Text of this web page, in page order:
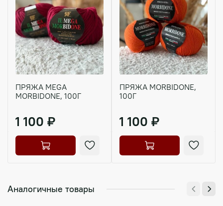
ПРЯЖА MEGA
MORBIDONE, 100Г
1 100 ₽
ПРЯЖА MORBIDONE,
100Г
1 100 ₽
Аналогичные товары